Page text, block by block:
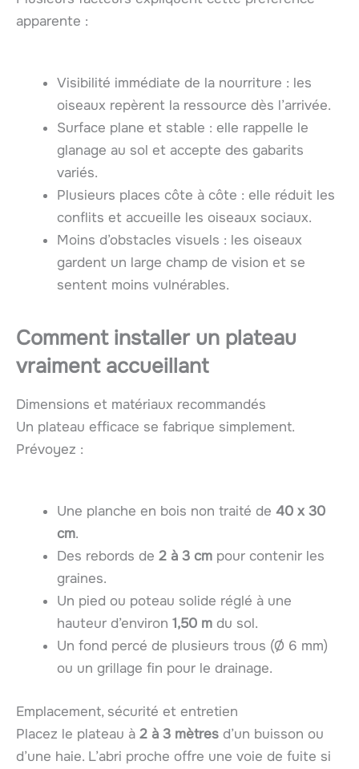
apparente :
Visibilité immédiate de la nourriture : les
oiseaux repèrent la ressource dès l’arrivée.
Surface plane et stable : elle rappelle le
glanage au sol et accepte des gabarits
variés.
Plusieurs places côte à côte : elle réduit les
conflits et accueille les oiseaux sociaux.
Moins d’obstacles visuels : les oiseaux
gardent un large champ de vision et se
sentent moins vulnérables.
Comment installer un plateau
vraiment accueillant
Dimensions et matériaux recommandés
Un plateau efficace se fabrique simplement.
Prévoyez :
Une planche en bois non traité de 40 x 30
cm.
Des rebords de 2 à 3 cm pour contenir les
graines.
Un pied ou poteau solide réglé à une
hauteur d’environ 1,50 m du sol.
Un fond percé de plusieurs trous (Ø 6 mm)
ou un grillage fin pour le drainage.
Emplacement, sécurité et entretien
Placez le plateau à 2 à 3 mètres d’un buisson ou
d’une haie. L’abri proche offre une voie de fuite si